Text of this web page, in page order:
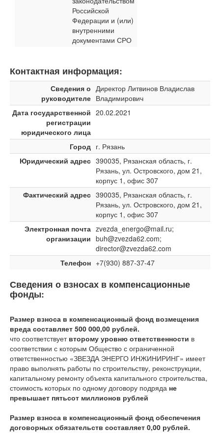
Российской
Федерации и (или)
внутренними
документами СРО
Контактная информация:
Сведения о
руководителе
Директор Литвинов Владислав
Владимирович
Дата государственной
регистрации
юридического лица
20.02.2021
Город г. Рязань
Юридический адрес 390035, Рязанская область, г.
Рязань, ул. Островского, дом 21,
корпус 1, офис 307
Фактический адрес 390035, Рязанская область, г.
Рязань, ул. Островского, дом 21,
корпус 1, офис 307
Электронная почта
организации
zvezda_energo@mail.ru;
buh@zvezda62.com;
director@zvezda62.com
Телефон +7(930) 887-37-47
Сведения о взносах в компенсационные
фонды:
Размер взноса в компенсационный фонд возмещения
вреда составляет 500 000,00 рублей.
что соответствует второму уровню ответственности в
соответствии с которым Общество с ограниченной
ответственностью «ЗВЕЗДА ЭНЕРГО ИНЖИНИРИНГ» имеет
право выполнять работы по строительству, реконструкции,
капитальному ремонту объекта капитального строительства,
стоимость которых по одному договору подряда не
превышает пятьсот миллионов рублей
Размер взноса в компенсационный фонд обеспечения
договорных обязательств составляет 0,00 рублей.